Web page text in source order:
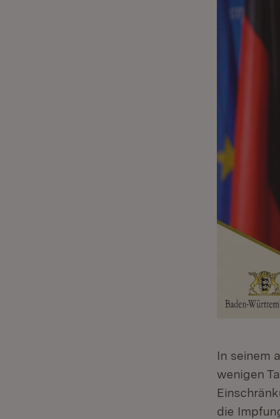
In seinem
wenigen
die